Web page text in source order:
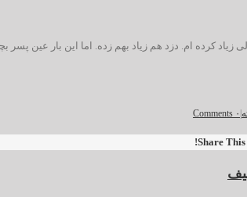
کرده ام. دزد هم زیاد بهم زده. اما این بار عین پسر
| ۰ Comments
Share